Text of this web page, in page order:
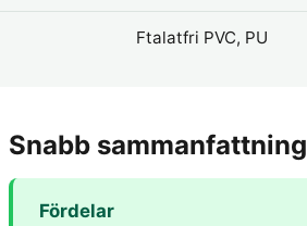
Ftalatfri PVC, PU
Snabb sammanfattning
Fördelar